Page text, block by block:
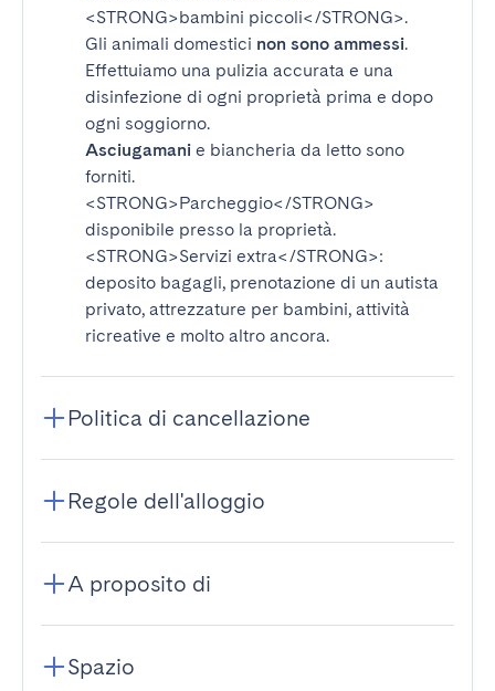
<STRONG>bambini piccoli</STRONG>.
Gli animali domestici non sono ammessi.
Effettuiamo una pulizia accurata e una
disinfezione di ogni proprietà prima e dopo
ogni soggiorno.
Asciugamani e biancheria da letto sono
forniti.
<STRONG>Parcheggio</STRONG>
disponibile presso la proprietà.
<STRONG>Servizi extra</STRONG>:
deposito bagagli, prenotazione di un autista
privato, attrezzature per bambini, attività
ricreative e molto altro ancora.
Politica di cancellazione
Regole dell'alloggio
A proposito di
Spazio